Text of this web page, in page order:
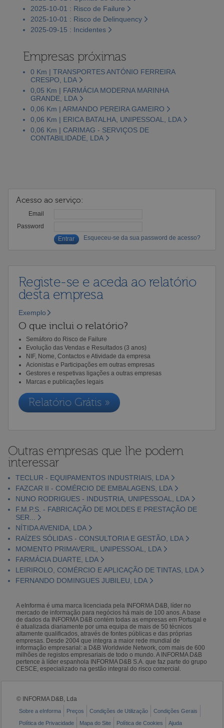
2025-10-01 : Risco de Failure
2025-10-01 : Risco de Delinquency
2025-09-15 : Incidentes
Empresas próximas
0 Km | TRANSPORTES ANTÓNIO FERREIRA
CRESPO, LDA
0,05 Km | FARMÁCIA MODERNA MARINHA
GRANDE, LDA
0,06 Km | ARMANDO PEREIRA GAMEIRO
0,06 Km | ERICA BATALHA, UNIPESSOAL, LDA
0,06 Km | CARIMAG - SERVIÇOS DE
CONTABILIDADE, LDA
Acesso ao serviço:
Email
Password
Esqueceu-se da sua password de acesso?
Registe-se e aceda ao relatório
desta empresa
Exemplo
O que inclui o relatório?
Semáforo do Risco de Failure
Evolução das Vendas e Resultados (3 anos)
NIF, Nome, Contactos e Atividade da empresa
Acionistas e Participações em outras empresas
Gestores e respetivas ligações a outras empresas
Marcas e publicações legais
Relatório Grátis »
Outras empresas que lhe podem
interessar
TECLUR - EQUIPAMENTOS INDUSTRIAIS, LDA
FAZCAR II - COMÉRCIO DE EMBALAGENS, LDA
NUNO RODRIGUES - INDUSTRIA, UNIPESSOAL, LDA
F.M.P.S. - FABRICAÇÃO DE MOLDES E PRESTAÇÃO DE
SER...
NÍTIDA AVENIDA, LDA
RAÍZES SÓLIDAS - CONSULTORIA E GESTÃO, LDA
MOMENTO PRIMAVERIL, UNIPESSOAL, LDA
FARMÁCIA DUARTE, LDA
LEIRIROLO, COMÉRCIO E APLICAÇÃO DE TINTAS, LDA
FERNANDO DOMINGUES JUBILEU, LDA
A eInforma é uma marca licenciada pela INFORMA D&B, líder no
mercado de informação para negócios há mais de 100 anos. A base
de dados da INFORMA D&B contém todas as empresas em Portugal e
é atualizada diariamente por uma equipa de mais de 50 técnicos
altamente qualificados, através de fontes públicas e das próprias
empresas. Desde 2004 que integra a maior rede mundial de
informação empresarial: a D&B Worldwide Network, com mais de 600
milhões de registos empresariais de todo o mundo. A INFORMA D&B
pertence à líder espanhola INFORMA D&B S.A. que faz parte do grupo
CESCE, especializado na gestão integral do risco comercial.
© INFORMA D&B, Lda
Sobre a eInforma Preços Condições de Utilização
Condições Gerais
Política de Privacidade
Mapa do Site Política de Cookies Ajuda